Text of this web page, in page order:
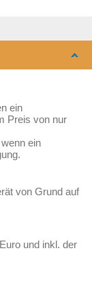
ein
Preis von nur
ein
von Grund auf
und inkl. der